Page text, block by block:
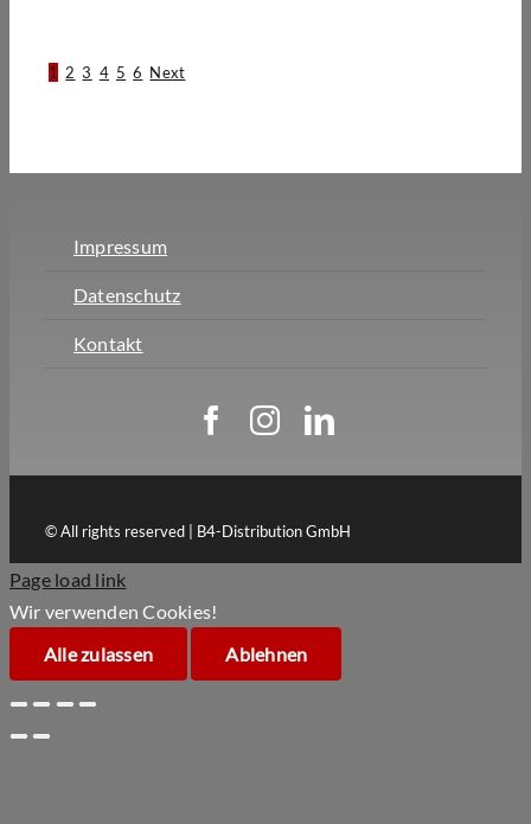
1 2 3 4 5 6 Next
Impressum
Datenschutz
Kontakt
© All rights reserved | B4-Distribution GmbH
Page load link
Wir verwenden Cookies!
Alle zulassen
Ablehnen